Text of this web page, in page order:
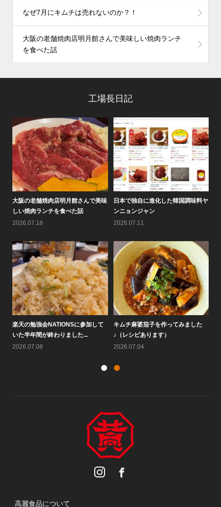
なぜ7月にキムチは売れないのか？！
大阪の老舗焼肉店明月館さんで美味しい焼肉ランチ
を食べた話
工場長日記
大阪の老舗焼肉店明月館さんで美味
しい焼肉ランチを食べた話
2026.07.18
日本で独自に進化した韓国調味料ヤ
ンニョンジャン
2026.07.11
楽天の勉強会NATIONSに参加して
いた半年間が終わりました...
2026.07.08
キムチ麻婆茄子を作ってみました
♪（レシピあります）
2026.07.04
高麗食品について